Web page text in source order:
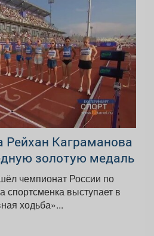
Рейхан Каграманова
золотую медаль
чемпионат России по
спортсменка выступает в
ходьба»...